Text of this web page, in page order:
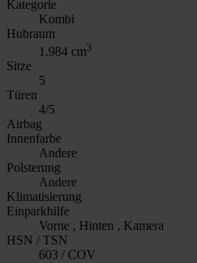
Kategorie
Kombi
Hubraum
1.984 cm3
Sitze
5
Türen
4/5
Airbag
Innenfarbe
Andere
Polsterung
Andere
Klimatisierung
Einparkhilfe
Vorne , Hinten , Kamera
HSN / TSN
603 / COV